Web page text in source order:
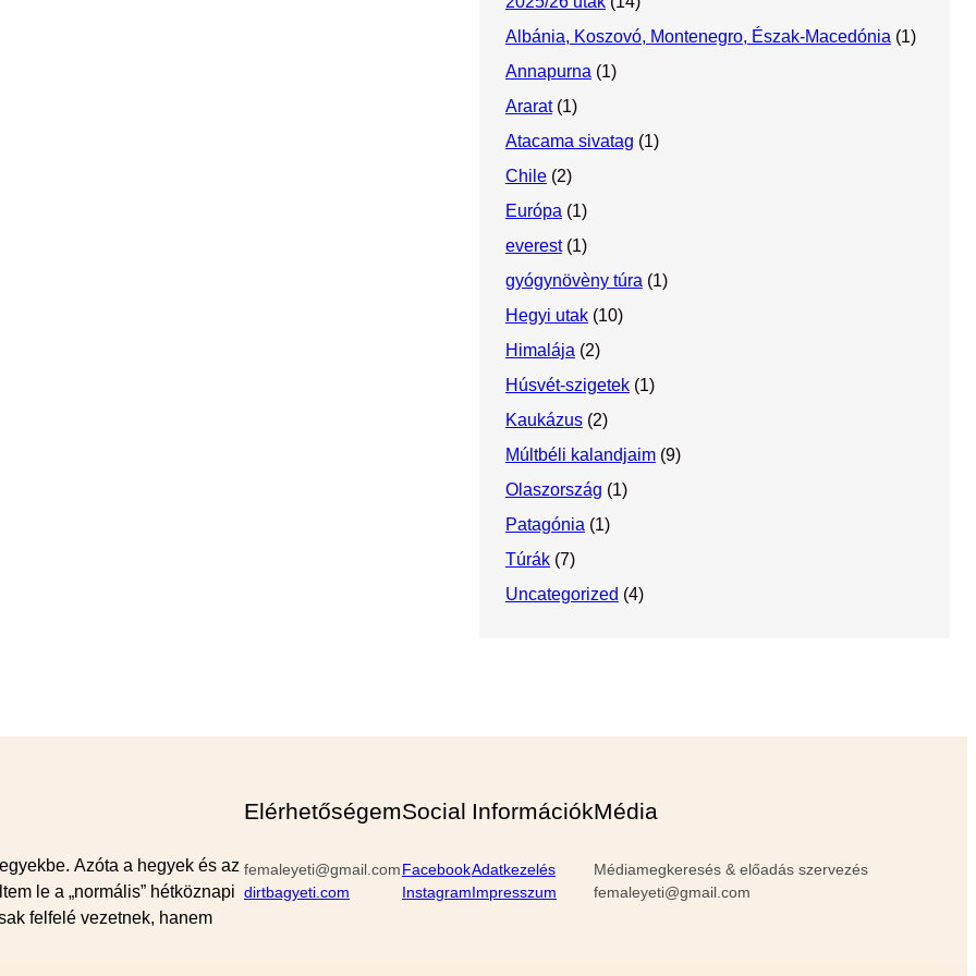
Albánia, Koszovó, Montenegro, Észak-Macedónia (1)
Annapurna (1)
Ararat(1)
Atacama sivatag (1)
Chile(2)
Európa (1)
everest(1)
gyógynövèny túra (1)
Hegyi utak(10)
Himalája (2)
Húsvét-szigetek(1)
Kaukázus(2)
Múltbéli kalandjaim(9)
Olaszország (1)
Patagónia (1)
Túrák(7)
Uncategorized (4)
Azóta a hegyek és az
le a „normális” hétköznapi
felfelé vezetnek, hanem
Elérhetőségem
femaleyeti@gmail.com
dirtbagyeti.com
Social
Facebook
Instagram
Információk
Adatkezelés
Impresszum
Média
Médiamegkeresés & előadás szervezés
femaleyeti@gmail.com